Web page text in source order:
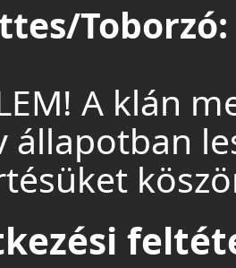
A klán
állapotban